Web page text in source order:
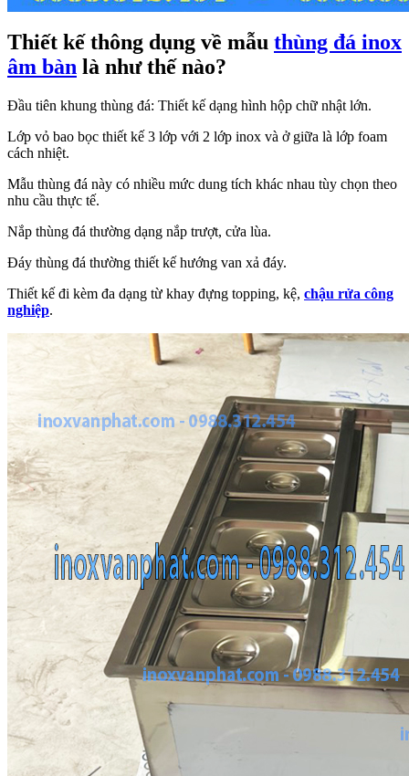
Thiết kế thông dụng về mẫu thùng đá inox
âm bàn là như thế nào?
Đầu tiên khung thùng đá: Thiết kế dạng hình hộp chữ nhật lớn.
Lớp vỏ bao bọc thiết kế 3 lớp với 2 lớp inox và ở giữa là lớp foam
cách nhiệt.
Mẫu thùng đá này có nhiều mức dung tích khác nhau tùy chọn theo
nhu cầu thực tế.
Nắp thùng đá thường dạng nắp trượt, cửa lùa.
Đáy thùng đá thường thiết kế hướng van xả đáy.
Thiết kế đi kèm đa dạng từ khay đựng topping, kệ, chậu rửa công
nghiệp.